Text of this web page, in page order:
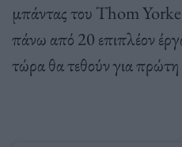
μπάντας του Thom Yorke
πάνω από 20 επιπλέον
τώρα θα τεθούν για